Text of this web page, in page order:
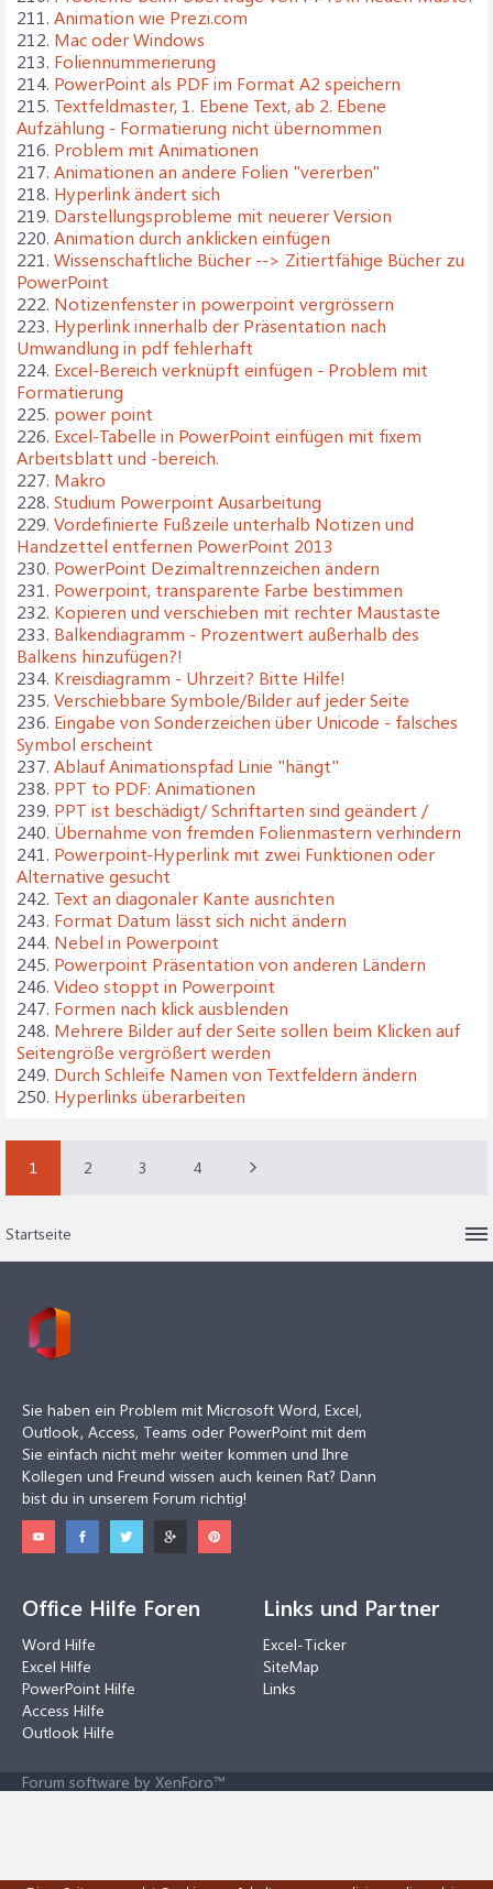
211. Animation wie Prezi.com
212. Mac oder Windows
213. Foliennummerierung
214. PowerPoint als PDF im Format A2 speichern
215. Textfeldmaster, 1. Ebene Text, ab 2. Ebene
Aufzählung - Formatierung nicht übernommen
216. Problem mit Animationen
217. Animationen an andere Folien "vererben"
218. Hyperlink ändert sich
219. Darstellungsprobleme mit neuerer Version
220. Animation durch anklicken einfügen
221. Wissenschaftliche Bücher --> Zitiertfähige Bücher zu
PowerPoint
222. Notizenfenster in powerpoint vergrössern
223. Hyperlink innerhalb der Präsentation nach
Umwandlung in pdf fehlerhaft
224. Excel-Bereich verknüpft einfügen - Problem mit
Formatierung
225. power point
226. Excel-Tabelle in PowerPoint einfügen mit fixem
Arbeitsblatt und -bereich.
227. Makro
228. Studium Powerpoint Ausarbeitung
229. Vordefinierte Fußzeile unterhalb Notizen und
Handzettel entfernen PowerPoint 2013
230. PowerPoint Dezimaltrennzeichen ändern
231. Powerpoint, transparente Farbe bestimmen
232. Kopieren und verschieben mit rechter Maustaste
233. Balkendiagramm - Prozentwert außerhalb des
Balkens hinzufügen?!
234. Kreisdiagramm - Uhrzeit? Bitte Hilfe!
235. Verschiebbare Symbole/Bilder auf jeder Seite
236. Eingabe von Sonderzeichen über Unicode - falsches
Symbol erscheint
237. Ablauf Animationspfad Linie "hängt"
238. PPT to PDF: Animationen
239. PPT ist beschädigt/ Schriftarten sind geändert /
240. Übernahme von fremden Folienmastern verhindern
241. Powerpoint-Hyperlink mit zwei Funktionen oder
Alternative gesucht
242. Text an diagonaler Kante ausrichten
243. Format Datum lässt sich nicht ändern
244. Nebel in Powerpoint
245. Powerpoint Präsentation von anderen Ländern
246. Video stoppt in Powerpoint
247. Formen nach klick ausblenden
248. Mehrere Bilder auf der Seite sollen beim Klicken auf
Seitengröße vergrößert werden
249. Durch Schleife Namen von Textfeldern ändern
250. Hyperlinks überarbeiten
1 2 3 4
Startseite
Sie haben ein Problem mit Microsoft Word, Excel,
Outlook, Access, Teams oder PowerPoint mit dem
Sie einfach nicht mehr weiter kommen und Ihre
Kollegen und Freund wissen auch keinen Rat? Dann
bist du in unserem Forum richtig!
Office Hilfe Foren
Word Hilfe
Excel Hilfe
PowerPoint Hilfe
Access Hilfe
Outlook Hilfe
Links und Partner
Excel-Ticker
SiteMap
Links
Forum software by XenForo™